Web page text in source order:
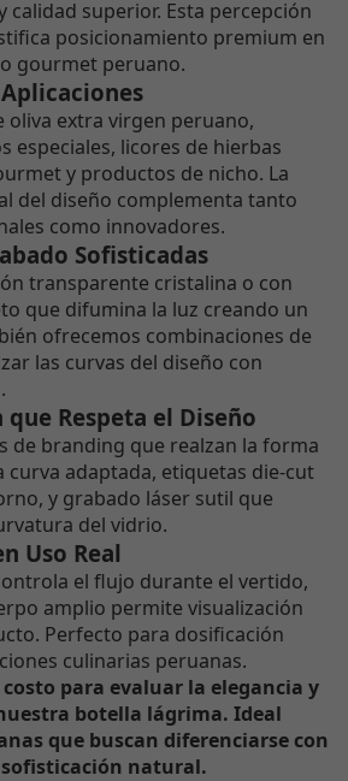
calidad superior. Esta percepción
posicionamiento premium en
gourmet peruano.
oliva extra virgen peruano,
especiales, licores de hierbas
y productos de nicho. La
del diseño complementa tanto
como innovadores.
Sofisticadas
transparente cristalina o con
que difumina la luz creando un
ofrecemos combinaciones de
las curvas del diseño con
Respeta el Diseño
de branding que realzan la forma
curva adaptada, etiquetas die-cut
y grabado láser sutil que
del vidrio.
Uso Real
el flujo durante el vertido,
amplio permite visualización
Perfecto para dosificación
culinarias peruanas.
para evaluar la elegancia y
botella lágrima. Ideal
que buscan diferenciarse con
natural.